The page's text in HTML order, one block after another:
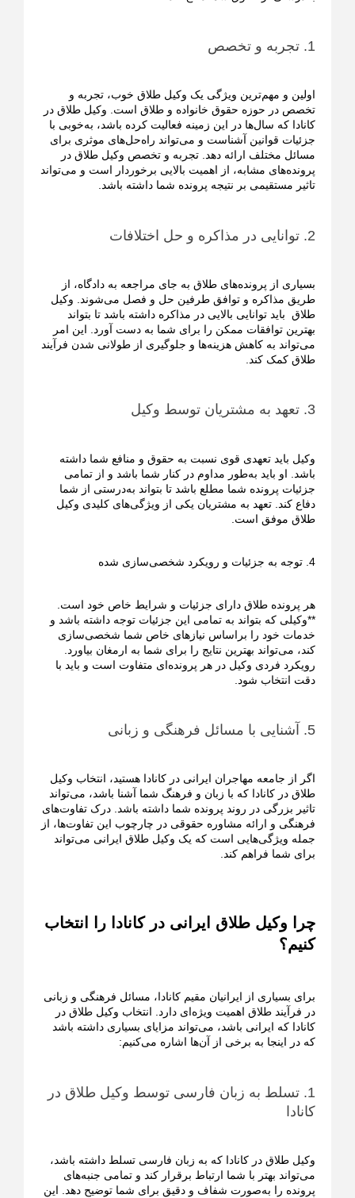
1. تجربه و تخصص
اولین و مهم‌ترین ویژگی یک وکیل طلاق خوب، تجربه و
تخصص در حوزه حقوق خانواده و طلاق است. وکیل طلاق در
کانادا که سال‌ها در این زمینه فعالیت کرده باشد، به‌خوبی با
جزئیات قوانین آشناست و می‌تواند راه‌حل‌های موثری برای
مسائل مختلف ارائه دهد. تجربه و تخصص وکیل طلاق در
پرونده‌های مشابه، از اهمیت بالایی برخوردار است و می‌تواند
تاثیر مستقیمی بر نتیجه پرونده شما داشته باشد.
2. توانایی در مذاکره و حل اختلافات
بسیاری از پرونده‌های طلاق به جای مراجعه به دادگاه، از
طریق مذاکره و توافق طرفین حل و فصل می‌شوند. وکیل
طلاق باید توانایی بالایی در مذاکره داشته باشد تا بتواند
بهترین توافقات ممکن را برای شما به دست آورد. این امر
می‌تواند به کاهش هزینه‌ها و جلوگیری از طولانی شدن فرآیند
طلاق کمک کند.
3. تعهد به مشتریان توسط وکیل
وکیل باید تعهدی قوی نسبت به حقوق و منافع شما داشته
باشد. او باید به‌طور مداوم در کنار شما باشد و از تمامی
جزئیات پرونده شما مطلع باشد تا بتواند به‌درستی از شما
دفاع کند. تعهد به مشتریان یکی از ویژگی‌های کلیدی وکیل
طلاق موفق است.
4. توجه به جزئیات و رویکرد شخصی‌سازی شده
هر پرونده طلاق دارای جزئیات و شرایط خاص خود است.
**وکیلی که بتواند به تمامی این جزئیات توجه داشته باشد و
خدمات خود را براساس نیازهای خاص شما شخصی‌سازی
کند، می‌تواند بهترین نتایج را برای شما به ارمغان بیاورد.
رویکرد فردی وکیل در هر پرونده‌ای متفاوت است و باید با
دقت انتخاب شود.
5. آشنایی با مسائل فرهنگی و زبانی
اگر از جامعه مهاجران ایرانی در کانادا هستید، انتخاب وکیل
طلاق در کانادا که با زبان و فرهنگ شما آشنا باشد، می‌تواند
تاثیر بزرگی در روند پرونده شما داشته باشد. درک تفاوت‌های
فرهنگی و ارائه مشاوره حقوقی در چارچوب این تفاوت‌ها، از
جمله ویژگی‌هایی است که یک وکیل طلاق ایرانی می‌تواند
برای شما فراهم کند.
چرا وکیل طلاق ایرانی در کانادا را انتخاب
کنیم؟
برای بسیاری از ایرانیان مقیم کانادا، مسائل فرهنگی و زبانی
در فرآیند طلاق اهمیت ویژه‌ای دارد. انتخاب وکیل طلاق در
کانادا که ایرانی باشد، می‌تواند مزایای بسیاری داشته باشد
که در اینجا به برخی از آن‌ها اشاره می‌کنیم:
1. تسلط به زبان فارسی توسط وکیل طلاق در
کانادا
وکیل طلاق در کانادا که به زبان فارسی تسلط داشته باشد،
می‌تواند بهتر با شما ارتباط برقرار کند و تمامی جنبه‌های
پرونده را به‌صورت شفاف و دقیق برای شما توضیح دهد. این